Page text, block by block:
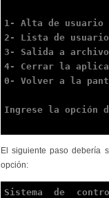
1- Alta de usuario
2- Lista de
3- Salida a archivo
4- Cerrar la
0- Volver a la
Ingrese la opción
El siguiente paso debería
opción:
Sistema de